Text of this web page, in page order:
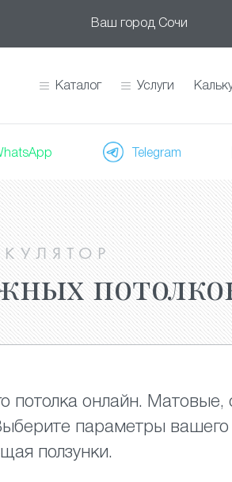
Ваш город Сочи
Каталог Услуги
Telegram
потолка онлайн. Матовые,
параметры
ползунки.